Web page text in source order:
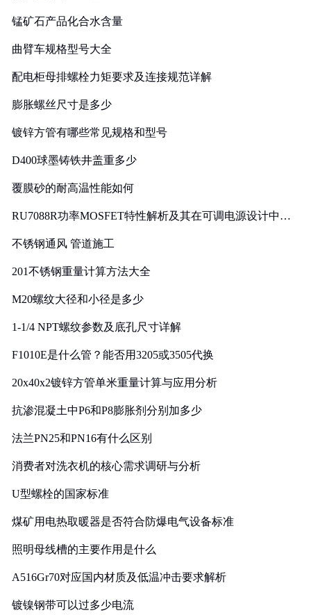
锰矿石产品化合水含量
曲臂车规格型号大全
配电柜母排螺栓力矩要求及连接规范详解
膨胀螺丝尺寸是多少
镀锌方管有哪些常见规格和型号
D400球墨铸铁井盖重多少
覆膜砂的耐高温性能如何
RU7088R功率MOSFET特性解析及其在可调电源设计中的
不锈钢通风 管道施工
201不锈钢重量计算方法大全
M20螺纹大径和小径是多少
1-1/4 NPT螺纹参数及底孔尺寸详解
F1010E是什么管？能否用3205或3505代换
20x40x2镀锌方管单米重量计算与应用分析
抗渗混凝土中P6和P8膨胀剂分别加多少
法兰PN25和PN16有什么区别
消费者对洗衣机的核心需求调研与分析
U型螺栓的国家标准
煤矿用电热取暖器是否符合防爆电气设备标准
照明母线槽的主要作用是什么
A516Gr70对应国内材质及低温冲击要求解析
镀镍钢带可以过多少电流